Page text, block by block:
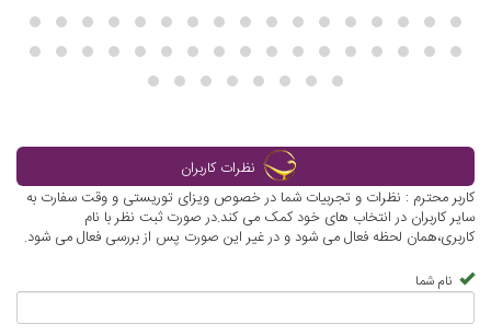
نظرات کاربران
کاربر محترم : نظرات و تجربیات شما در خصوص ویزای توریستی و وقت سفارت به
سایر کاربران در انتخاب های خود کمک می کند.در صورت ثبت نظر با نام
کاربری،همان لحظه فعال می شود و در غیر این صورت پس از بررسی فعال می شود.
نام شما